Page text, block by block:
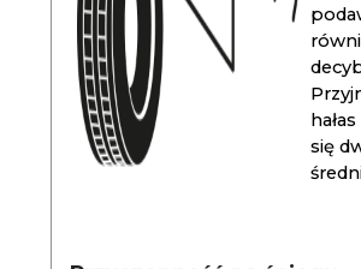
się